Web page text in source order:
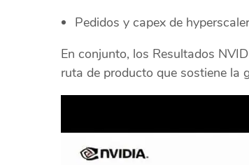
Pedidos y capex de
En conjunto, los Resultados
ruta de producto que sostiene la